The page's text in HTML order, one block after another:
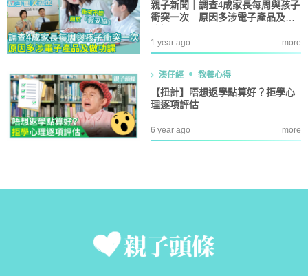
親子新聞｜調查4成家長每周與孩子
衝突一次 原因多涉電子產品及做
1 year ago more
湊仔經 教養心得
【扭計】唔想返學點算好？拒學心
理逐項評估
6 year ago more